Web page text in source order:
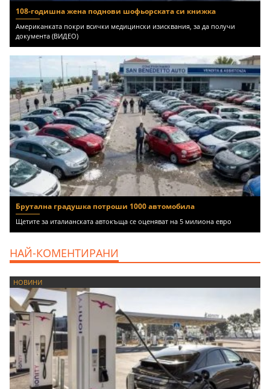
108-годишна жена поднови шофьорската си книжка
Американката покри всички медицински изисквания, за да получи
документа (ВИДЕО)
Брутална градушка потроши 1000 автомобила
Щетите за италианската автокъща се оценяват на 5 милиона евро
НАЙ-КОМЕНТИРАНИ
НОВИНИ